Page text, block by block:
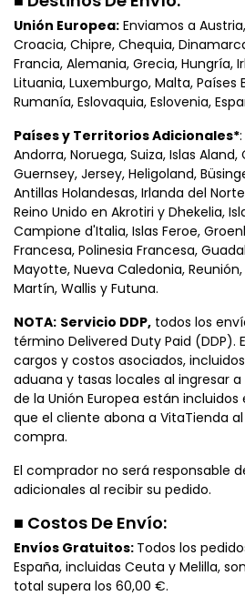
Unión Europea: Enviamos a
Croacia, Chipre, Chequia,
Francia, Alemania, Grecia, Hungría,
Lituania, Luxemburgo, Malta, Países
Rumanía, Eslovaquia, Eslovenia,
Países y Territorios Adicionales*
Andorra, Noruega, Suiza, Islas
Guernsey, Jersey, Heligoland,
Antillas Holandesas, Irlanda del
Reino Unido en Akrotiri y Dhekelia,
Campione d'Italia, Islas Feroe,
Francesa, Polinesia Francesa,
Mayotte, Nueva Caledonia,
Martín, Wallis y Futuna.
NOTA: Servicio DDP, todos los
término Delivered Duty Paid (DDP).
cargos y costos asociados,
aduana y tasas locales al ingresar
de la Unión Europea están
que el cliente abona a VitaTienda
compra.
El comprador no será responsable
adicionales al recibir su pedido.
■ Costos De Envío:
Envíos Gratuitos: Todos los
España, incluidas Ceuta y Melilla,
total supera los 60,00 €.